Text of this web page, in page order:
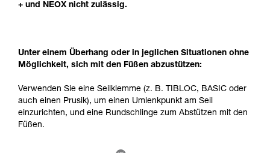
+ und NEOX nicht zulässig.
Unter einem Überhang oder in jeglichen Situationen ohne
Möglichkeit, sich mit den Füßen abzustützen:
Verwenden Sie eine Seilklemme (z. B. TIBLOC, BASIC oder
auch einen Prusik), um einen Umlenkpunkt am Seil
einzurichten, und eine Rundschlinge zum Abstützen mit den
Füßen.